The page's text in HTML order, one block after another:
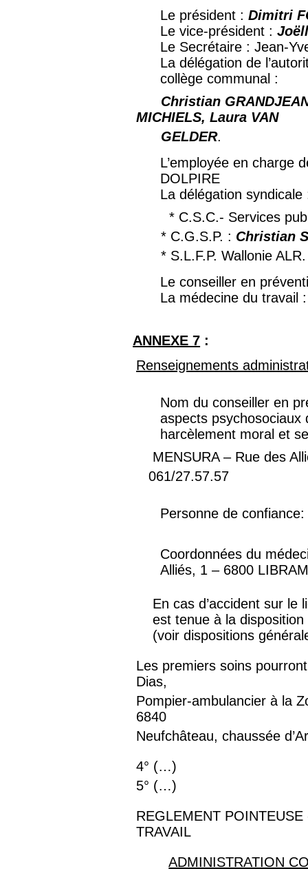
Le président :Dimitri
Le vice-président :
Le Secrétaire : Jean-
La délégation de
collège communal :
Christian
MICHIELS, Laura VAN
GELDER.
L’employée en charge
DOLPIRE
La délégation syndicale
* C.S.C.- Services
* C.G.S.P. : Christian
* S.L.F.P. Wallonie ALR.
Le conseiller en
La médecine du travail
ANNEXE 7 :
Renseignements
Nom du conseiller en
aspects psychosociaux
harcèlement moral et
MENSURA – Rue des
061/27.57.57
Personne de confiance:
Coordonnées du
Alliés, 1 – 6800
En cas d’accident sur le
est tenue à la
(voir dispositions
Les premiers soins
Dias,
Pompier-ambulancier à la
6840
Neufchâteau, chaussée
4° (…)
5° (…)
REGLEMENT
TRAVAIL
ADMINISTRATION